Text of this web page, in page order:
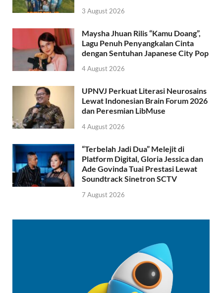
3 August 2026
Maysha Jhuan Rilis “Kamu Doang”,
Lagu Penuh Penyangkalan Cinta
dengan Sentuhan Japanese City Pop
4 August 2026
UPNVJ Perkuat Literasi Neurosains
Lewat Indonesian Brain Forum 2026
dan Peresmian LibMuse
4 August 2026
“Terbelah Jadi Dua” Melejit di
Platform Digital, Gloria Jessica dan
Ade Govinda Tuai Prestasi Lewat
Soundtrack Sinetron SCTV
7 August 2026